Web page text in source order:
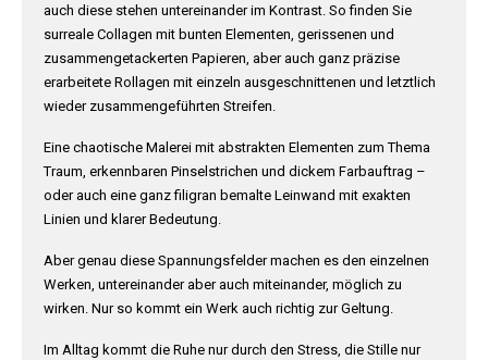
auch diese stehen untereinander im Kontrast. So finden Sie
surreale Collagen mit bunten Elementen, gerissenen und
zusammengetackerten Papieren, aber auch ganz präzise
erarbeitete Rollagen mit einzeln ausgeschnittenen und letztlich
wieder zusammengeführten Streifen.
Eine chaotische Malerei mit abstrakten Elementen zum Thema
Traum, erkennbaren Pinselstrichen und dickem Farbauftrag –
oder auch eine ganz filigran bemalte Leinwand mit exakten
Linien und klarer Bedeutung.
Aber genau diese Spannungsfelder machen es den einzelnen
Werken, untereinander aber auch miteinander, möglich zu
wirken. Nur so kommt ein Werk auch richtig zur Geltung.
Im Alltag kommt die Ruhe nur durch den Stress, die Stille nur